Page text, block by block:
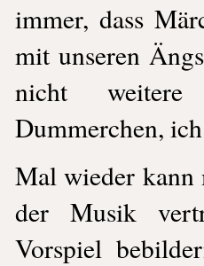
immer, dass
mit unseren
nicht
Dummerchen,
Mal wieder
der Musik
Vorspiel